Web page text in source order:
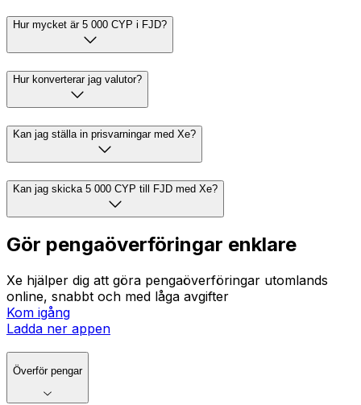
Hur mycket är 5 000 CYP i FJD?
Hur konverterar jag valutor?
Kan jag ställa in prisvarningar med Xe?
Kan jag skicka 5 000 CYP till FJD med Xe?
Gör pengaöverföringar enklare
Xe hjälper dig att göra pengaöverföringar utomlands
online, snabbt och med låga avgifter
Kom igång
Ladda ner appen
Överför pengar